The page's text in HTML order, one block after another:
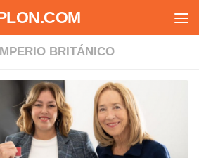
BRITÁNICO